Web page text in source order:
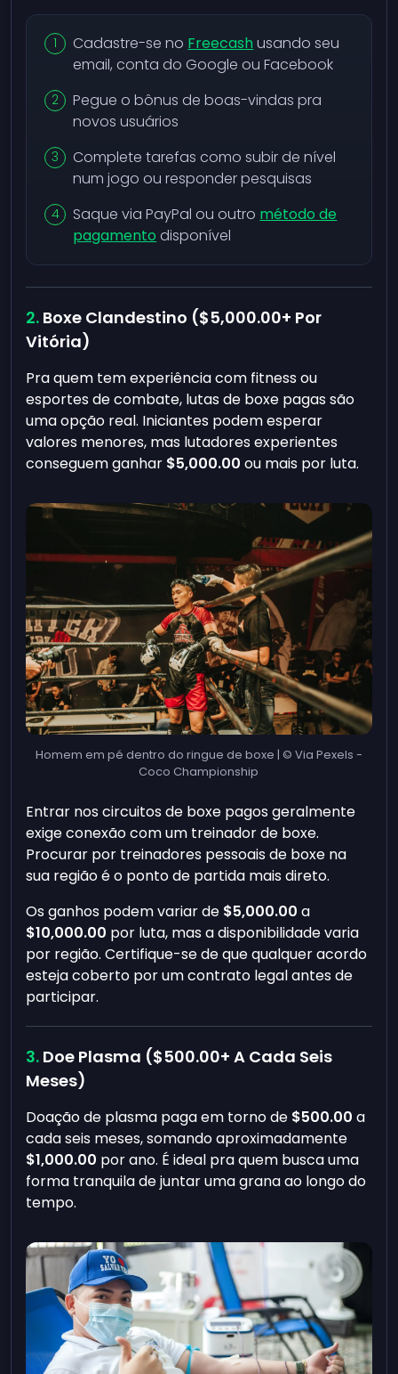
Cadastre-se no Freecashusando seu
email, conta do Google ou Facebook
Pegue o bônus de boas-vindas pra
novos usuários
Complete tarefas como subir de nível
num jogo ou responder pesquisas
Saque via PayPal ou outro método de
pagamento disponível
Boxe Clandestino ($5,000.00+ Por
Vitória)
Pra quem tem experiência com fitness ou
esportes de combate, lutas de boxe pagas são
uma opção real. Iniciantes podem esperar
valores menores, mas lutadores experientes
conseguem ganhar $5,000.00 ou mais por luta.
Homem em pé dentro do ringue de boxe | © Via Pexels -
Coco Championship
Entrar nos circuitos de boxe pagos geralmente
exige conexão com um treinador de boxe.
Procurar por treinadores pessoais de boxe na
sua região é o ponto de partida mais direto.
Os ganhos podem variar de $5,000.00 a
$10,000.00 por luta, mas a disponibilidade varia
por região. Certifique-se de que qualquer acordo
esteja coberto por um contrato legal antes de
participar.
Doe Plasma ($500.00+ A Cada Seis
Meses)
Doação de plasma paga em torno de $500.00 a
cada seis meses, somando aproximadamente
$1,000.00 por ano. É ideal pra quem busca uma
forma tranquila de juntar uma grana ao longo do
tempo.